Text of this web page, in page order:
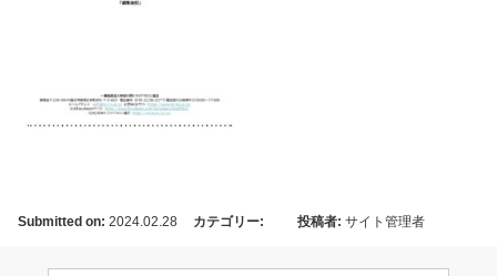
Submitted on: 2024.02.28 カテゴリー: 投稿者: サイト管理者